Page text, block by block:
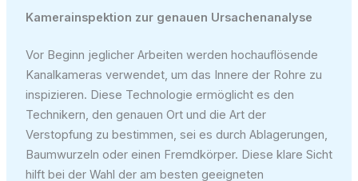
Kamerainspektion zur genauen Ursachenanalyse
Vor Beginn jeglicher Arbeiten werden hochauflösende
Kanalkameras verwendet, um das Innere der Rohre zu
inspizieren. Diese Technologie ermöglicht es den
Technikern, den genauen Ort und die Art der
Verstopfung zu bestimmen, sei es durch Ablagerungen,
Baumwurzeln oder einen Fremdkörper. Diese klare Sicht
hilft bei der Wahl der am besten geeigneten